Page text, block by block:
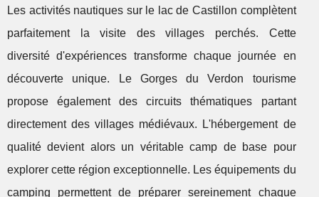
Les activités nautiques sur le lac de Castillon complètent
parfaitement la visite des villages perchés. Cette
diversité d'expériences transforme chaque journée en
découverte unique. Le Gorges du Verdon tourisme
propose également des circuits thématiques partant
directement des villages médiévaux. L'hébergement de
qualité devient alors un véritable camp de base pour
explorer cette région exceptionnelle. Les équipements du
camping permettent de préparer sereinement chaque